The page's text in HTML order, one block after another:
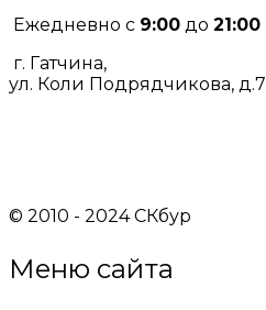
Ежедневно с 9:00 до 21:00
г. Гатчина,
ул. Коли Подрядчикова, д.7
© 2010 - 2024 СКбур
Меню сайта